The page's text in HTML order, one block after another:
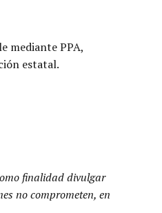
mediante PPA,
estatal.
finalidad divulgar
no comprometen, en